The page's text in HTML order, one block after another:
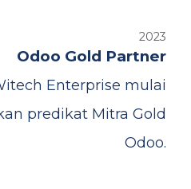
2023
Odoo Gold Partner
Enterprise mulai
predikat Mitra Gold
Odoo.